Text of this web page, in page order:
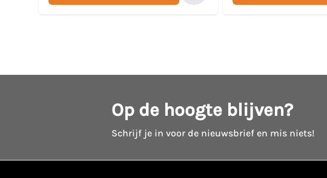
Op de hoogte blijven?
Schrijf je in voor de nieuwsbrief en mis niets!